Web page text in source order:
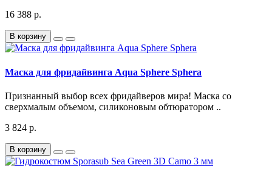
16 388 р.
В корзину
Маска для фридайвинга Aqua Sphere Sphera
Признанный выбор всех фридайверов мира! Маска со
сверхмалым объемом, силиконовым обтюратором ..
3 824 р.
В корзину